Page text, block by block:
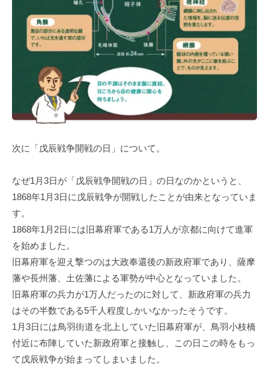
次に「戊辰戦争開戦の日」について。
なぜ1月3日が「戊辰戦争開戦の日」の日なのかというと、
1868年1月3日に戊辰戦争が開戦したことが由来となっていま
す。
1868年1月2日には旧幕府軍である1万人が京都に向けて進軍
を始めました。
旧幕府軍を迎え撃つのは大政奉還後の新政府軍であり、薩摩
藩や長州藩、土佐藩による軍勢が中心となっていました。
旧幕府軍の兵力が1万人だったのに対して、新政府軍の兵力
はその半数である5千人程度しかいなかったそうです。
1月3日には鳥羽街道を北上していた旧幕府軍が、鳥羽小枝橋
付近に布陣していた新政府軍と接触し、この日この時をもっ
て戊辰戦争が始まってしまいました。